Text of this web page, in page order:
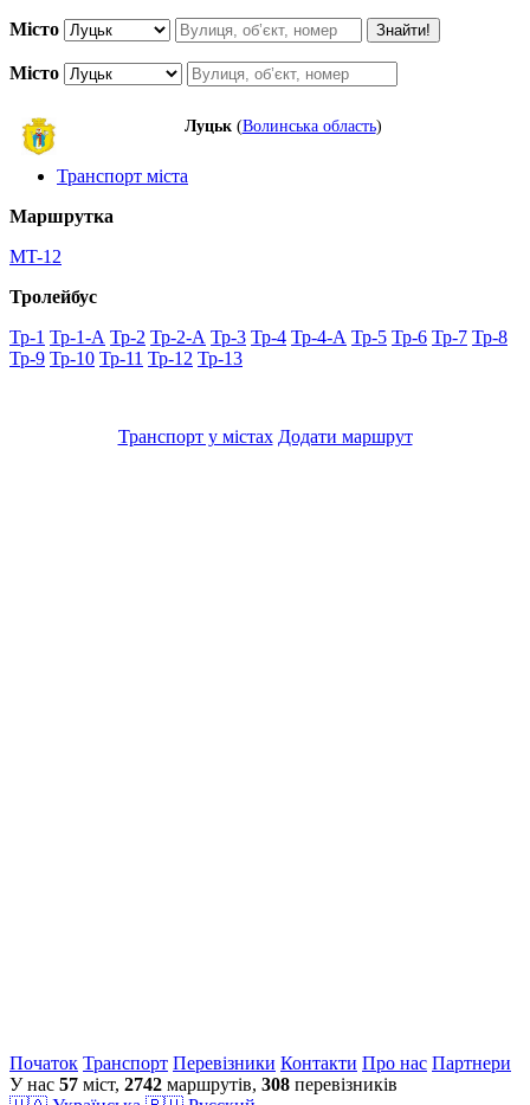
Місто Знайти!
Місто
Луцьк(Волинська область)
Транспорт міста
Маршрутка
MT-12
Тролейбус
Тр-1 Тр-1-А Тр-2 Тр-2-А Тр-3 Тр-4 Тр-4-А Тр-5 Тр-6 Тр-7 Тр-8
Тр-9 Тр-10 Тр-11 Тр-12 Тр-13
Транспорт у містах Додати маршрут
Початок Транспорт Перевiзники Контакти Про нас Партнери
У нас 57 міст, 2742 маршрутів, 308 перевізників